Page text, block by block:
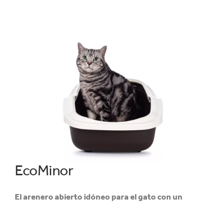
EcoMinor
El arenero abierto idóneo para el gato con un